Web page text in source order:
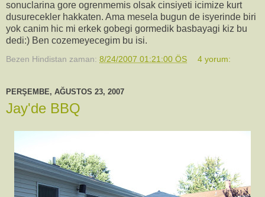
sonuclarina gore ogrenmemis olsak cinsiyeti icimize kurt
dusurecekler hakkaten. Ama mesela bugun de isyerinde biri
yok canim hic mi erkek gobegi gormedik basbayagi kiz bu
dedi:) Ben cozemeyecegim bu isi.
Bezen Hindistan zaman: 8/24/2007 01:21:00 ÖS 4 yorum:
PERŞEMBE, AĞUSTOS 23, 2007
Jay'de BBQ